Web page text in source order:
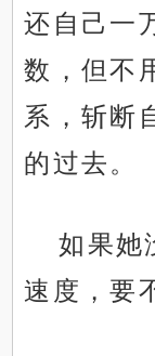
还自己一
数，但不
系，斩断
的过去。
如果她
速度，要